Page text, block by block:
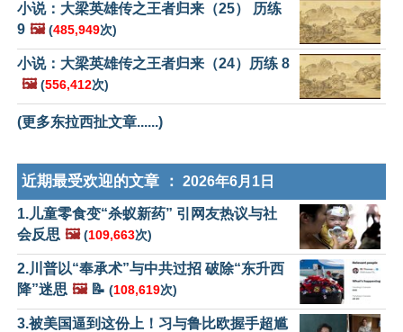
小说：大梁英雄传之王者归来（25） 历练
9 🖼️ (485,949次)
小说：大梁英雄传之王者归来（24）历练 8
🖼️ (556,412次)
(更多东拉西扯文章......)
近期最受欢迎的文章 ： 2026年6月1日
1.儿童零食变“杀蚁新药” 引网友热议与社
会反思 🖼️ (109,663次)
2.川普以“奉承术”与中共过招 破除“东升西
降”迷思 🖼️📝 (108,619次)
3.被美国逼到这份上！习与鲁比欧握手超尴